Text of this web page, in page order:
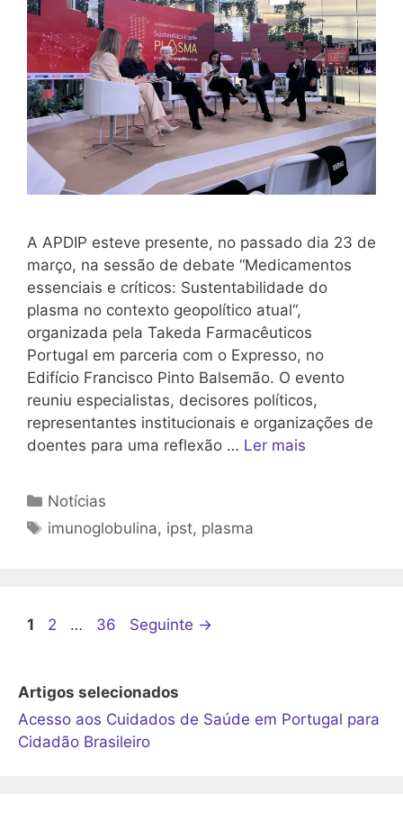
A APDIP esteve presente, no passado dia 23 de
março, na sessão de debate “Medicamentos
essenciais e críticos: Sustentabilidade do
plasma no contexto geopolítico atual“,
organizada pela Takeda Farmacêuticos
Portugal em parceria com o Expresso, no
Edifício Francisco Pinto Balsemão. O evento
reuniu especialistas, decisores políticos,
representantes institucionais e organizações de
doentes para uma reflexão … Ler mais
Categorias
Notícias
Etiquetas
imunoglobulina, ipst, plasma
Página
1 Página
2 … Página
36 Seguinte →
Artigos selecionados
Acesso aos Cuidados de Saúde em Portugal para
Cidadão Brasileiro